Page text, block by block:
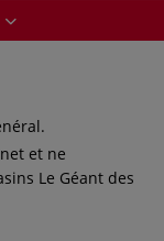
et ne
Le Géant des